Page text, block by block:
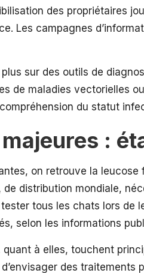
des propriétaires
Les campagnes
sur des outils de
de maladies vectorielles
du statut
:
on retrouve la
distribution mondiale,
tous les chats lors
selon les informations
quant à elles, touchent
des